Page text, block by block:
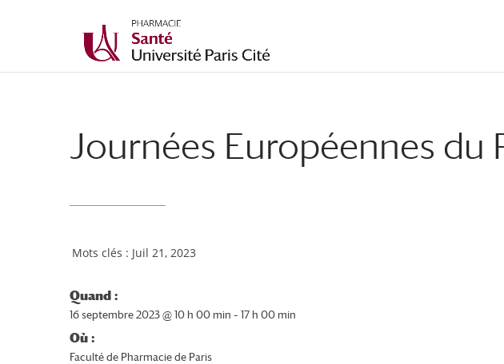
Journées Européennes du
Juil 21, 2023
Quand :
16 septembre 2023 @ 10 h 00 min – 17 h 00 min
Où :
Faculté de Pharmacie de Paris